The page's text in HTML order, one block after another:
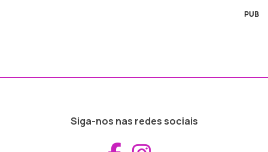
PUB
Siga-nos nas redes sociais